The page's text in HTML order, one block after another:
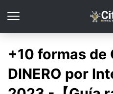
+10 formas de
DINERO por